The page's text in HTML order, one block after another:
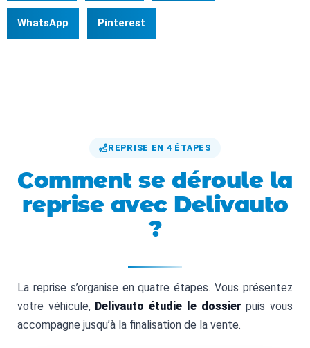
WhatsApp Pinterest
REPRISE EN 4 ÉTAPES
Comment se déroule la
reprise avec Delivauto
?
La reprise s’organise en quatre étapes. Vous présentez
votre véhicule, Delivauto étudie le dossier puis vous
accompagne jusqu’à la finalisation de la vente.